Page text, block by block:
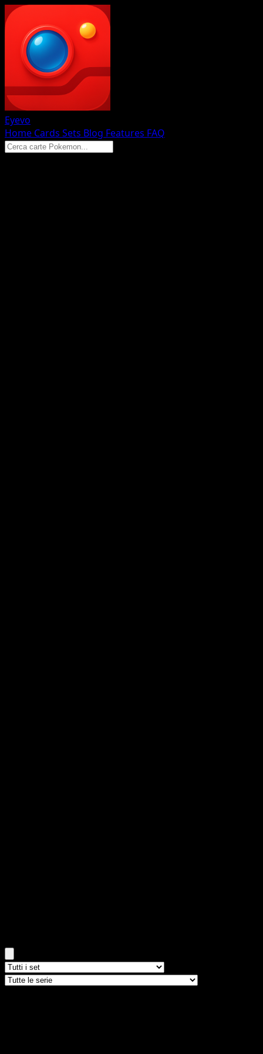
Eyevo
Home Cards Sets Blog Features FAQ